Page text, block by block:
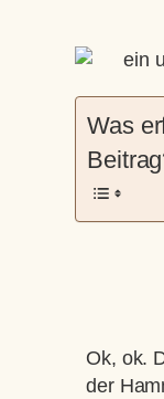
Was
Ok, ok.
der